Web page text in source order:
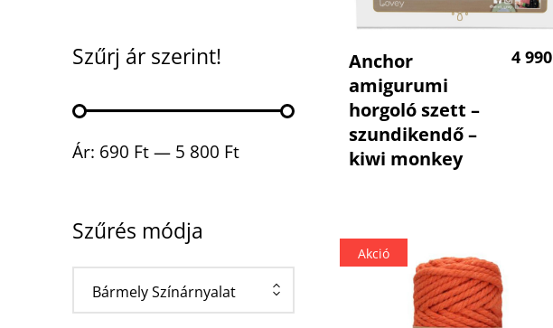
Szűrj ár szerint!
Min ár
Max ár
Ár: 690 Ft — 5 800 Ft
Szűrés módja
Bármely Színárnyalat
Tovább Olvasom
Anchor
amigurumi
horgoló szett –
szundikendő –
kiwi monkey
4 990
Akció